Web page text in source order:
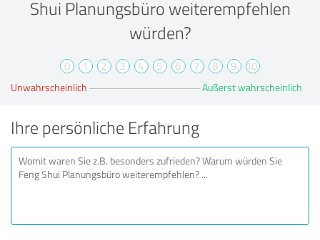
Shui Planungsbüro weiterempfehlen
würden?
0 1 2 3 4 5 6 7 8 9 10
Unwahrscheinlich Äußerst wahrscheinlich
Ihre persönliche Erfahrung